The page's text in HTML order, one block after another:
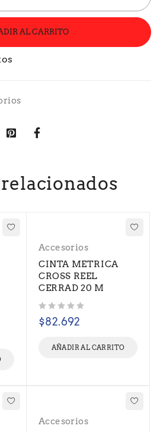
AL CARRITO
Accesorios
CINTA METRICA
CROSS REEL
CERRAD 20 M
$82.692
AÑADIR AL CARRITO
Accesorios